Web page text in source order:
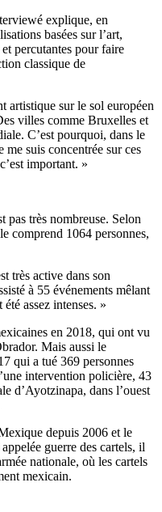
explique, en
basées sur l’art,
percutantes pour faire
classique de
artistique sur le sol européen
villes comme Bruxelles et
C’est pourquoi, dans le
suis concentrée sur ces
important. »
pas très nombreuse. Selon
comprend 1064 personnes,
très active dans son
à 55 événements mêlant
assez intenses. »
en 2018, qui ont vu
Mais aussi le
qui a tué 369 personnes
intervention policière, 43
d’Ayotzinapa, dans l’ouest
depuis 2006 et le
guerre des cartels, il
nationale, où les cartels
mexicain.